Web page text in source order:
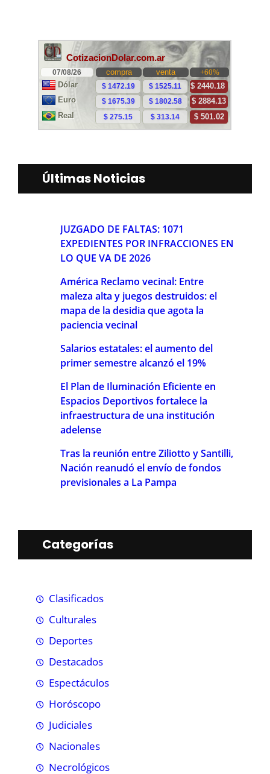
Últimas Noticias
JUZGADO DE FALTAS: 1071
EXPEDIENTES POR INFRACCIONES EN
LO QUE VA DE 2026
América Reclamo vecinal: Entre
maleza alta y juegos destruidos: el
mapa de la desidia que agota la
paciencia vecinal
Salarios estatales: el aumento del
primer semestre alcanzó el 19%
El Plan de Iluminación Eficiente en
Espacios Deportivos fortalece la
infraestructura de una institución
adelense
Tras la reunión entre Ziliotto y Santilli,
Nación reanudó el envío de fondos
previsionales a La Pampa
Categorías
Clasificados
Culturales
Deportes
Destacados
Espectáculos
Horóscopo
Judiciales
Nacionales
Necrológicos